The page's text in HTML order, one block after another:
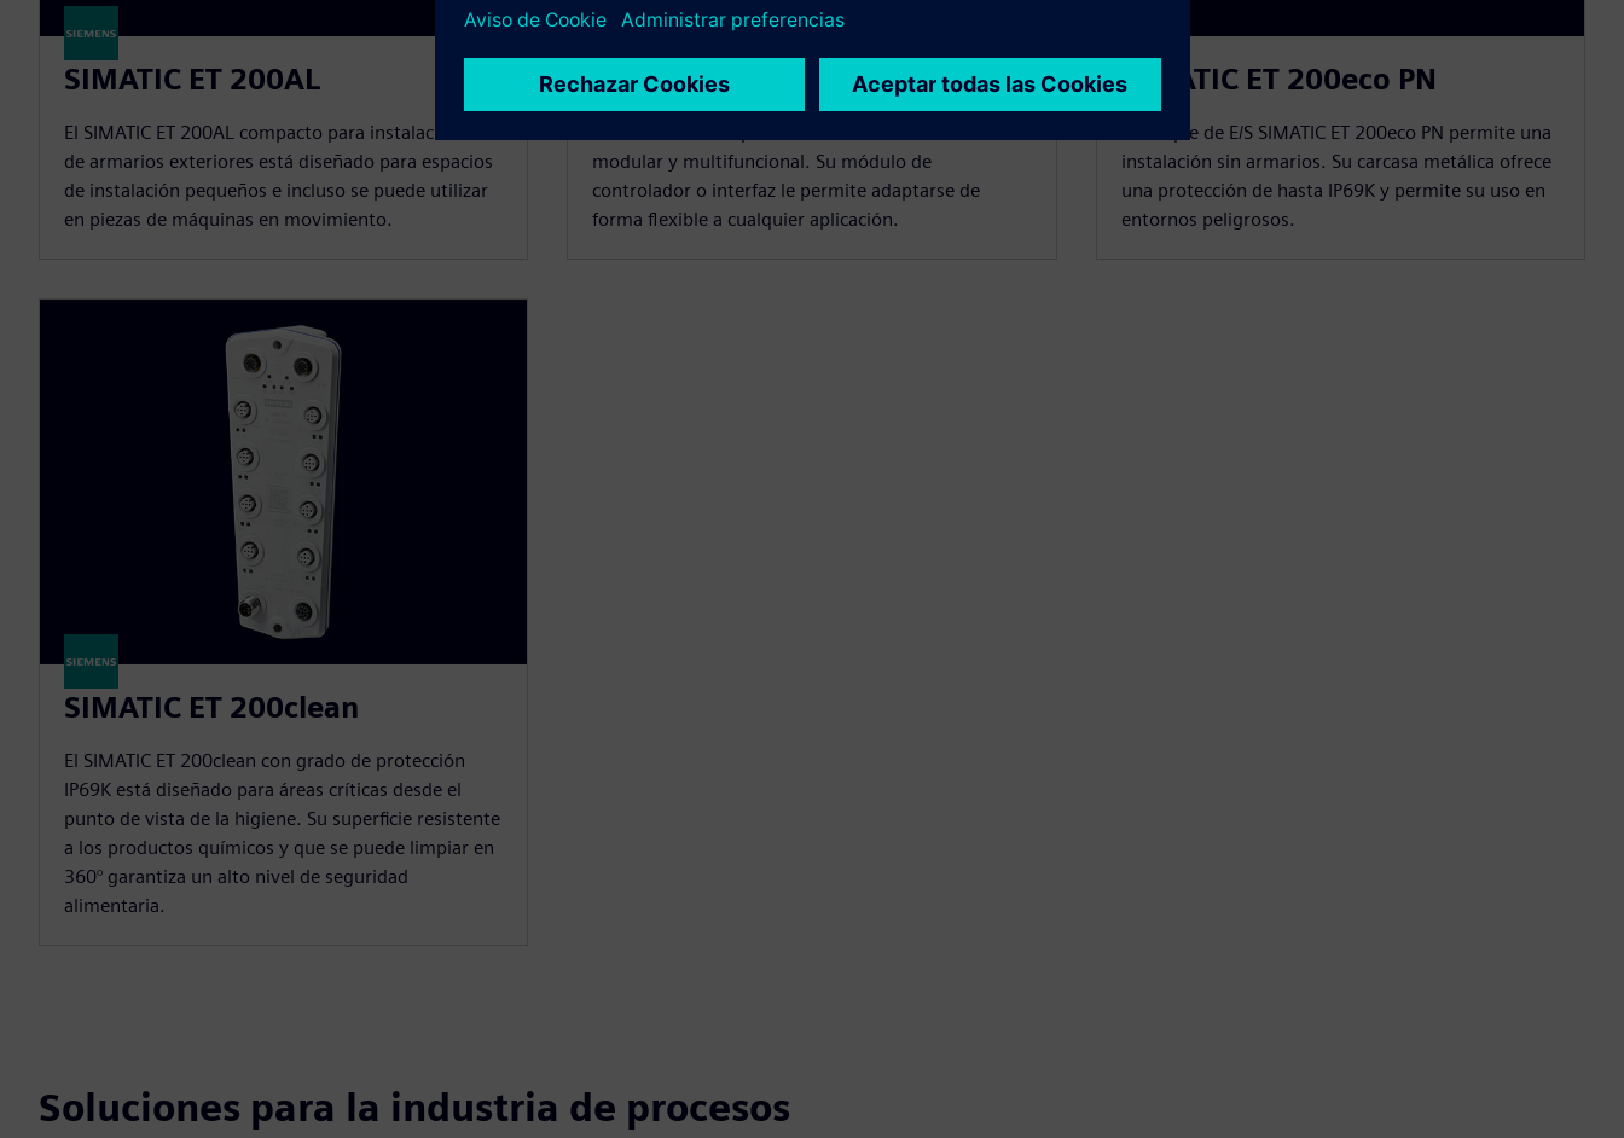
SIMATIC ET 200AL
El SIMATIC ET 200AL compacto para instalaciones
de armarios exteriores está diseñado para espacios
de instalación pequeños e incluso se puede utilizar
en piezas de máquinas en movimiento.
SIMATIC ET 200pro
modular y multifuncional. Su módulo de
controlador o interfaz le permite adaptarse de
forma flexible a cualquier aplicación.
SIMATIC ET 200eco PN
El bloque de E/S SIMATIC ET 200eco PN permite una
instalación sin armarios. Su carcasa metálica ofrece
una protección de hasta IP69K y permite su uso en
entornos peligrosos.
SIMATIC ET 200clean
El SIMATIC ET 200clean con grado de protección
IP69K está diseñado para áreas críticas desde el
punto de vista de la higiene. Su superficie resistente
a los productos químicos y que se puede limpiar en
360° garantiza un alto nivel de seguridad
alimentaria.
Soluciones para la industria de procesos